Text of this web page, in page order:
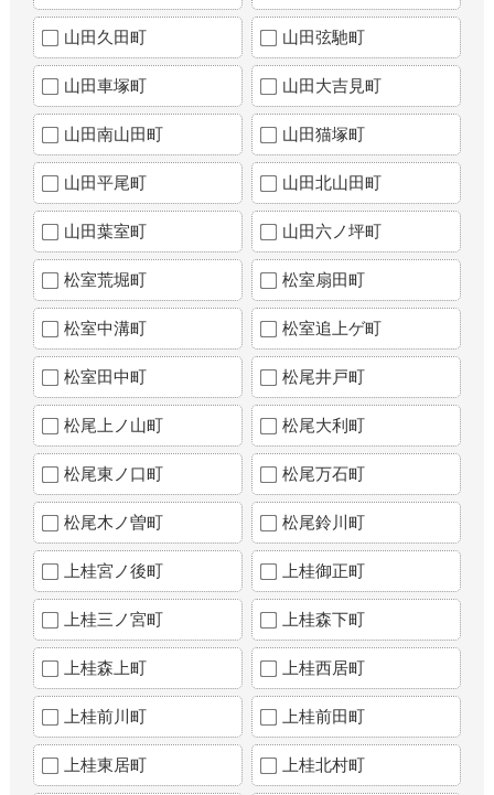
山田久田町 山田弦馳町
山田車塚町 山田大吉見町
山田南山田町 山田猫塚町
山田平尾町 山田北山田町
山田葉室町 山田六ノ坪町
松室荒堀町 松室扇田町
松室中溝町 松室追上ゲ町
松室田中町 松尾井戸町
松尾上ノ山町 松尾大利町
松尾東ノ口町 松尾万石町
松尾木ノ曽町 松尾鈴川町
上桂宮ノ後町 上桂御正町
上桂三ノ宮町 上桂森下町
上桂森上町 上桂西居町
上桂前川町 上桂前田町
上桂東居町 上桂北村町